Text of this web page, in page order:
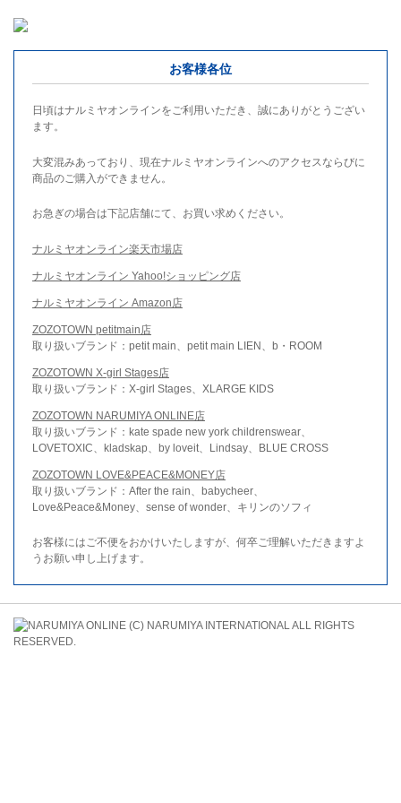
お客様各位
日頃はナルミヤオンラインをご利用いただき、誠にありがとうござい
ます。
大変混みあっており、現在ナルミヤオンラインへのアクセスならびに
商品のご購入ができません。
お急ぎの場合は下記店舗にて、お買い求めください。
ナルミヤオンライン楽天市場店
ナルミヤオンライン Yahoo!ショッピング店
ナルミヤオンライン Amazon店
ZOZOTOWN petitmain店
取り扱いブランド：petit main、petit main LIEN、b・ROOM
ZOZOTOWN X-girl Stages店
取り扱いブランド：X-girl Stages、XLARGE KIDS
ZOZOTOWN NARUMIYA ONLINE店
取り扱いブランド：kate spade new york childrenswear、
LOVETOXIC、kladskap、by loveit、Lindsay、BLUE CROSS
ZOZOTOWN LOVE&PEACE&MONEY店
取り扱いブランド：After the rain、babycheer、
Love&Peace&Money、sense of wonder、キリンのソフィ
お客様にはご不便をおかけいたしますが、何卒ご理解いただきますよ
うお願い申し上げます。